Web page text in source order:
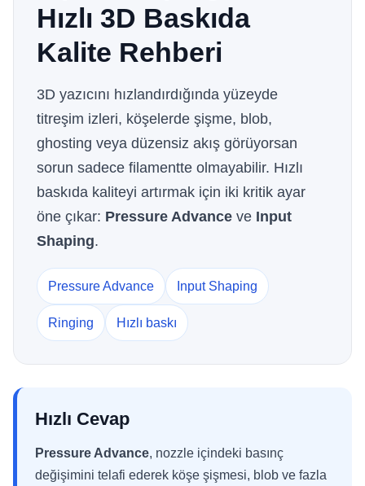
Hızlı 3D Baskıda
Kalite Rehberi
3D yazıcını hızlandırdığında yüzeyde
titreşim izleri, köşelerde şişme, blob,
ghosting veya düzensiz akış görüyorsan
sorun sadece filamentte olmayabilir. Hızlı
baskıda kaliteyi artırmak için iki kritik ayar
öne çıkar: Pressure Advance ve Input
Shaping.
Pressure Advance Input Shaping
Ringing Hızlı baskı
Hızlı Cevap
Pressure Advance, nozzle içindeki basınç
değişimini telafi ederek köşe şişmesi, blob ve fazla